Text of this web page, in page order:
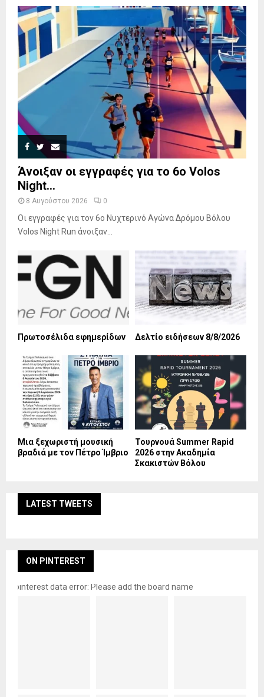
Άνοιξαν οι εγγραφές για το 6ο Volos
Night...
8 Αυγούστου 2026 0
Οι εγγραφές για τον 6ο Νυχτερινό Αγώνα Δρόμου Βόλου
Volos Night Run άνοιξαν...
Πρωτοσέλιδα εφημερίδων Δελτίο ειδήσεων 8/8/2026
Mια ξεχωριστή μουσική
βραδιά με τον Πέτρο Ίμβριο
Τουρνουά Summer Rapid
2026 στην Ακαδημία
Σκακιστών Βόλου
LATEST TWEETS
ON PINTEREST
pinterest data error: Please add the board name